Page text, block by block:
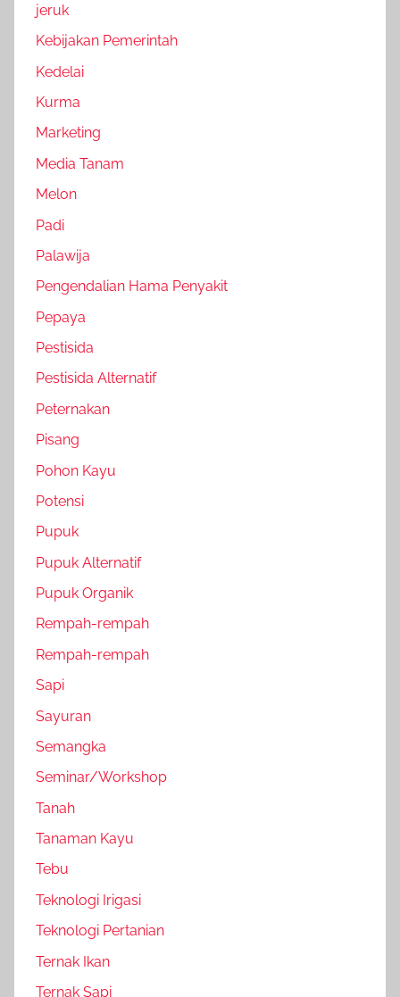
jeruk
Kebijakan Pemerintah
Kedelai
Kurma
Marketing
Media Tanam
Melon
Padi
Palawija
Pengendalian Hama Penyakit
Pepaya
Pestisida
Pestisida Alternatif
Peternakan
Pisang
Pohon Kayu
Potensi
Pupuk
Pupuk Alternatif
Pupuk Organik
Rempah-rempah
Rempah-rempah
Sapi
Sayuran
Semangka
Seminar/Workshop
Tanah
Tanaman Kayu
Tebu
Teknologi Irigasi
Teknologi Pertanian
Ternak Ikan
Ternak Sapi